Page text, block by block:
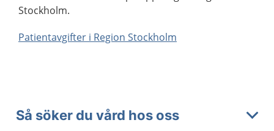
Stockholm.
Patientavgifter i Region Stockholm
Så söker du vård hos oss